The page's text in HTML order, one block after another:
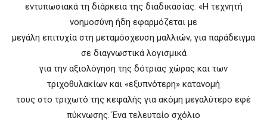
εντυπωσιακά τη διάρκεια της διαδικασίας. «Η τεχνητή
νοημοσύνη ήδη εφαρμόζεται με
μεγάλη επιτυχία στη μεταμόσχευση μαλλιών, για παράδειγμα
σε διαγνωστικά λογισμικά
για την αξιολόγηση της δότριας χώρας και των
τριχοθυλακίων και «εξυπνότερη» κατανομή
τους στο τριχωτό της κεφαλής για ακόμη μεγαλύτερο εφέ
πύκνωσης. Ένα τελευταίο σχόλιο